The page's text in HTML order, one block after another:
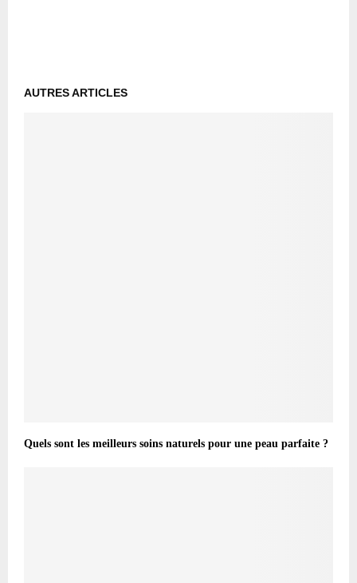
AUTRES ARTICLES
Quels sont les meilleurs soins naturels pour une peau parfaite ?